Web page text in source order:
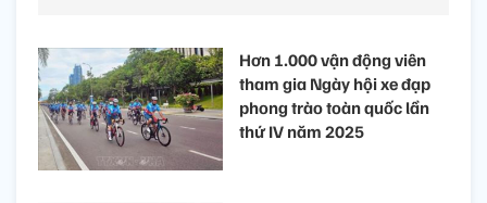
Hơn 1.000 vận động viên
tham gia Ngày hội xe đạp
phong trào toàn quốc lần
thứ IV năm 2025​